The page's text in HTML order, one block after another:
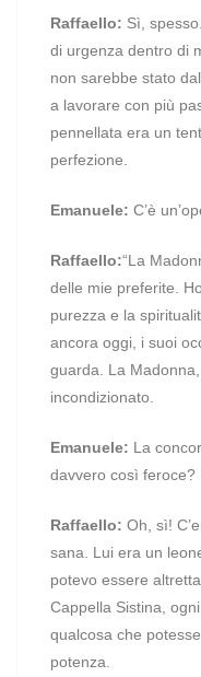
Raffaello: Sì,
di urgenza dentro di
non sarebbe stato
a lavorare con più
pennellata era un
perfezione.
Emanuele: C’è
Raffaello:“La
delle mie preferite.
purezza e la
ancora oggi, i suoi
guarda. La
incondizionato.
Emanuele: La
davvero così feroce?
Raffaello: Oh, sì!
sana. Lui era un
potevo essere
Cappella Sistina,
qualcosa che
potenza.